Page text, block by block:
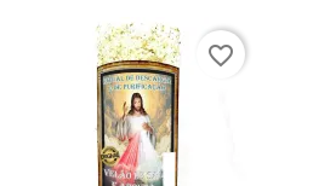
favorite_border